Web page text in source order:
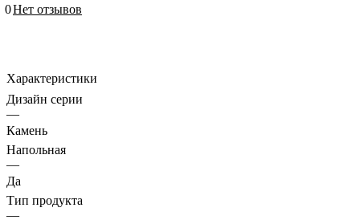
0Нет отзывов
Характеристики
Дизайн серии
—
Камень
Напольная
—
Да
Тип продукта
—